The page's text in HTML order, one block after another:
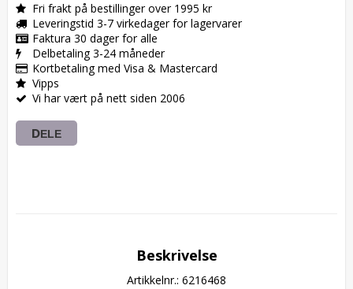
Fri frakt på bestillinger over 1995 kr
Leveringstid 3-7 virkedager for lagervarer
Faktura 30 dager for alle
Delbetaling 3-24 måneder
Kortbetaling med Visa & Mastercard
Vipps
Vi har vært på nett siden 2006
DELE
Beskrivelse
Artikkelnr.: 6216468